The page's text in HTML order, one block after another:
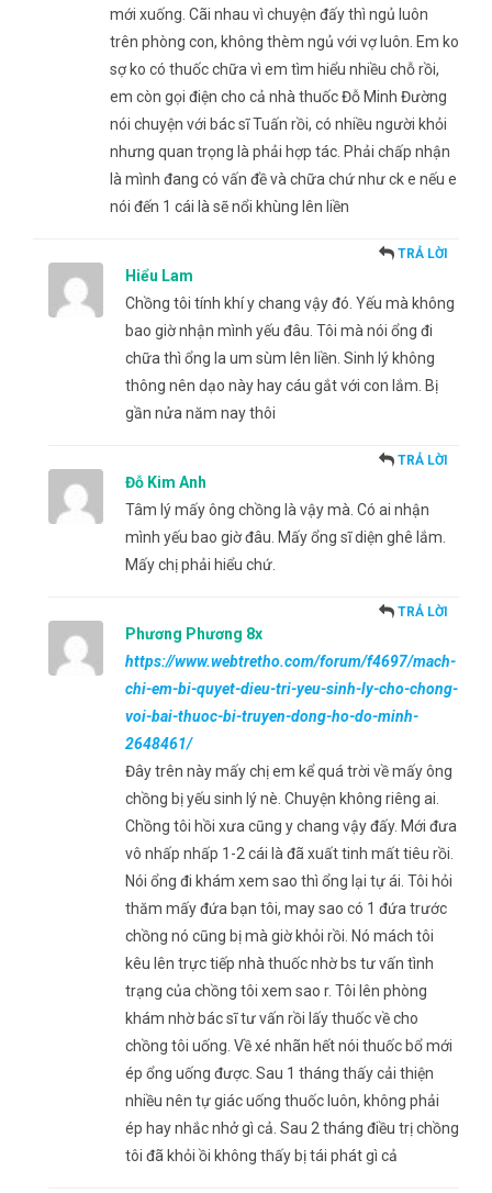
mới xuống. Cãi nhau vì chuyện đấy thì ngủ luôn
trên phòng con, không thèm ngủ với vợ luôn. Em ko
sợ ko có thuốc chữa vì em tìm hiểu nhiều chỗ rồi,
em còn gọi điện cho cả nhà thuốc Đỗ Minh Đường
nói chuyện với bác sĩ Tuấn rồi, có nhiều người khỏi
nhưng quan trọng là phải hợp tác. Phải chấp nhận
là mình đang có vấn đề và chữa chứ như ck e nếu e
nói đến 1 cái là sẽ nổi khùng lên liền
Hiểu Lam
TRẢ LỜI
Chồng tôi tính khí y chang vậy đó. Yếu mà không
bao giờ nhận mình yếu đâu. Tôi mà nói ổng đi
chữa thì ổng la um sùm lên liền. Sinh lý không
thông nên dạo này hay cáu gắt với con lắm. Bị
gần nửa năm nay thôi
Đỗ Kim Anh
TRẢ LỜI
Tâm lý mấy ông chồng là vậy mà. Có ai nhận
mình yếu bao giờ đâu. Mấy ổng sĩ diện ghê lắm.
Mấy chị phải hiểu chứ.
Phương Phương 8x
TRẢ LỜI
https://www.webtretho.com/forum/f4697/mach-
chi-em-bi-quyet-dieu-tri-yeu-sinh-ly-cho-chong-
voi-bai-thuoc-bi-truyen-dong-ho-do-minh-
2648461/
Đây trên này mấy chị em kể quá trời về mấy ông
chồng bị yếu sinh lý nè. Chuyện không riêng ai.
Chồng tôi hồi xưa cũng y chang vậy đấy. Mới đưa
vô nhấp nhấp 1-2 cái là đã xuất tinh mất tiêu rồi.
Nói ổng đi khám xem sao thì ổng lại tự ái. Tôi hỏi
thăm mấy đứa bạn tôi, may sao có 1 đứa trước
chồng nó cũng bị mà giờ khỏi rồi. Nó mách tôi
kêu lên trực tiếp nhà thuốc nhờ bs tư vấn tình
trạng của chồng tôi xem sao r. Tôi lên phòng
khám nhờ bác sĩ tư vấn rồi lấy thuốc về cho
chồng tôi uống. Về xé nhãn hết nói thuốc bổ mới
ép ổng uống được. Sau 1 tháng thấy cải thiện
nhiều nên tự giác uống thuốc luôn, không phải
ép hay nhắc nhở gì cả. Sau 2 tháng điều trị chồng
tôi đã khỏi ồi không thấy bị tái phát gì cả